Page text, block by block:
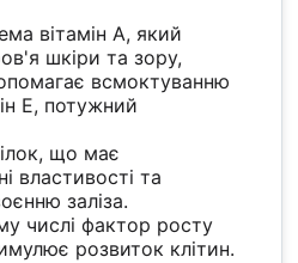
вітамін А, який
шкіри та зору,
всмоктуванню
Е, потужний
що має
властивості та
заліза.
числі фактор росту
розвиток клітин.